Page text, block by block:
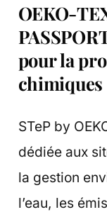
OEKO-
pour la
chimiques
STeP by
dédiée aux
la gestion
l’eau, les